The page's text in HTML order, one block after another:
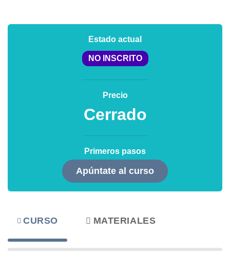
Estado actual
NO INSCRITO
Precio
Cerrado
Primeros pasos
Apúntate al curso
CURSO MATERIALES